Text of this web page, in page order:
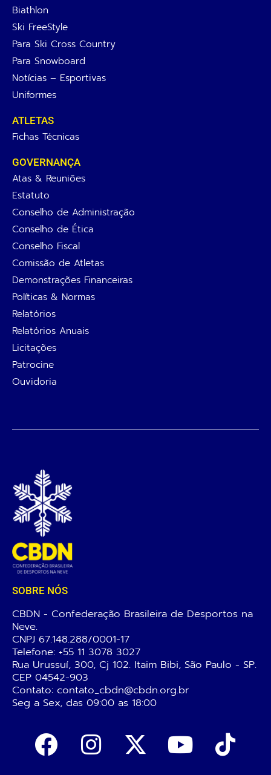
Biathlon
Ski FreeStyle
Para Ski Cross Country
Para Snowboard
Notícias – Esportivas
Uniformes
ATLETAS
Fichas Técnicas
GOVERNANÇA
Atas & Reuniões
Estatuto
Conselho de Administração
Conselho de Ética
Conselho Fiscal
Comissão de Atletas
Demonstrações Financeiras
Políticas & Normas
Relatórios
Relatórios Anuais
Licitações
Patrocine
Ouvidoria
SOBRE NÓS
CBDN - Confederação Brasileira de Desportos na
Neve.
CNPJ 67.148.288/0001-17
Telefone: +55 11 3078 3027
Rua Urussuí, 300, Cj 102. Itaim Bibi, São Paulo - SP.
CEP 04542-903
Contato: contato_cbdn@cbdn.org.br
Seg a Sex, das 09:00 as 18:00